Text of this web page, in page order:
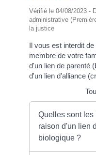
Vérifié le 04/08/2023 -
administrative
la justice
Il vous est interdit
membre de votre
d'un lien de parenté
d'un lien d'alliance
Quelles sont les
raison d'un lien
biologique ?